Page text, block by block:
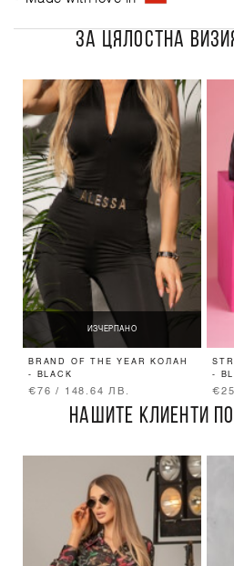
ЗА ЦЯЛОСТНА
ИЗЧЕРПАНО
BRAND OF THE YEAR КОЛАН
- BLACK
€76 / 148.64 ЛВ.
-
НАШИТЕ КЛИЕНТИ